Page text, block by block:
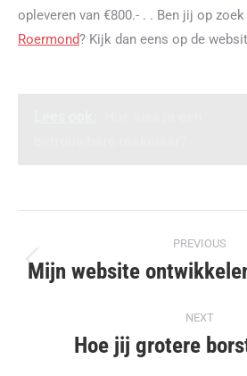
opleveren van €800.- . . Ben jij op
Roermond? Kijk dan eens op de
navigation
PREVIOUS
Mijn website
NEXT
Next
Hoe jij grotere